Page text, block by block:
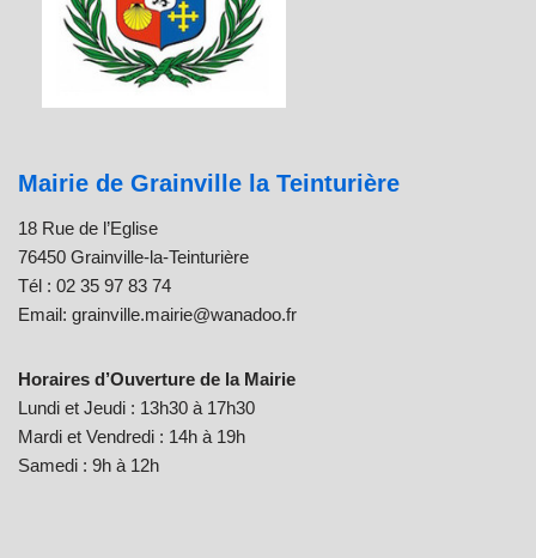
Mairie de Grainville la Teinturière
18 Rue de l’Eglise
76450 Grainville-la-Teinturière
Tél : 02 35 97 83 74
Email: grainville.mairie@wanadoo.fr
Horaires d’Ouverture de la Mairie
Lundi et Jeudi : 13h30 à 17h30
Mardi et Vendredi : 14h à 19h
Samedi : 9h à 12h